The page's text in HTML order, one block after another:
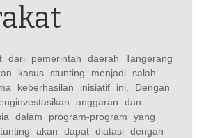
dari pemerintah daerah Tangerang
kasus stunting menjadi salah
keberhasilan inisiatif ini. Dengan
anggaran dan
dalam program-program yang
akan dapat diatasi dengan